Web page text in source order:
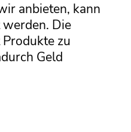
anbieten, kann
Die
zu
Geld